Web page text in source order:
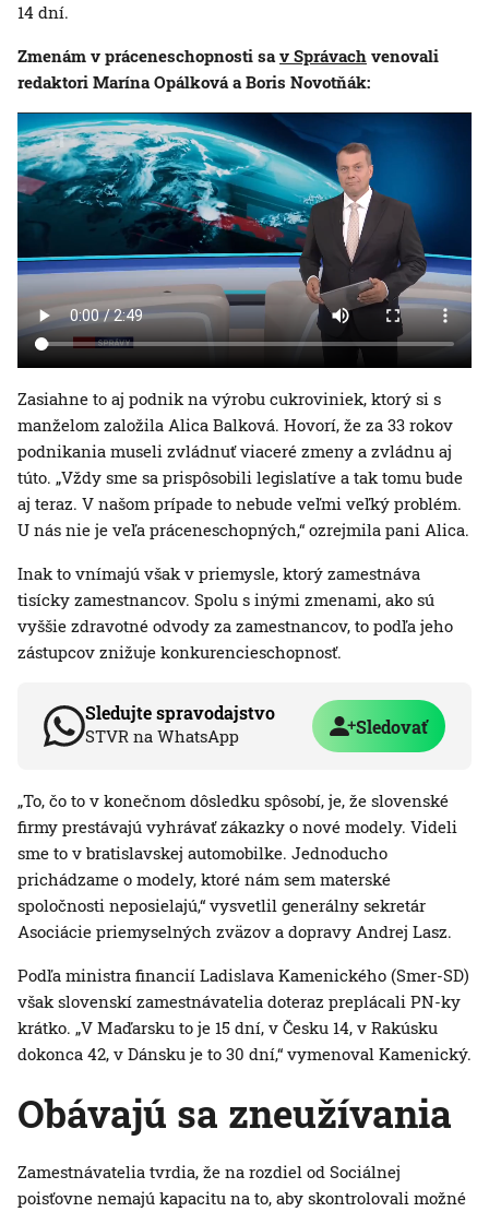
14 dní.
Zmenám v práceneschopnosti sav Správach venovali
redaktori Marína Opálková a Boris Novotňák:
Zasiahne to aj podnik na výrobu cukroviniek, ktorý si s
manželom založila Alica Balková. Hovorí, že za 33 rokov
podnikania museli zvládnuť viaceré zmeny a zvládnu aj
túto. „Vždy sme sa prispôsobili legislatíve a tak tomu bude
aj teraz. V našom prípade to nebude veľmi veľký problém.
U nás nie je veľa práceneschopných,“ ozrejmila pani Alica.
Inak to vnímajú však v priemysle, ktorý zamestnáva
tisícky zamestnancov. Spolu s inými zmenami, ako sú
vyššie zdravotné odvody za zamestnancov, to podľa jeho
zástupcov znižuje konkurencieschopnosť.
Sledujte spravodajstvo
STVR na WhatsApp Sledovať
„To, čo to v konečnom dôsledku spôsobí, je, že slovenské
firmy prestávajú vyhrávať zákazky o nové modely. Videli
sme to v bratislavskej automobilke. Jednoducho
prichádzame o modely, ktoré nám sem materské
spoločnosti neposielajú,“ vysvetlil generálny sekretár
Asociácie priemyselných zväzov a dopravy Andrej Lasz.
Podľa ministra financií Ladislava Kamenického (Smer-SD)
však slovenskí zamestnávatelia doteraz preplácali PN-ky
krátko. „V Maďarsku to je 15 dní, v Česku 14, v Rakúsku
dokonca 42, v Dánsku je to 30 dní,“ vymenoval Kamenický.
Obávajú sa zneužívania
Zamestnávatelia tvrdia, že na rozdiel od Sociálnej
poisťovne nemajú kapacitu na to, aby skontrolovali možné